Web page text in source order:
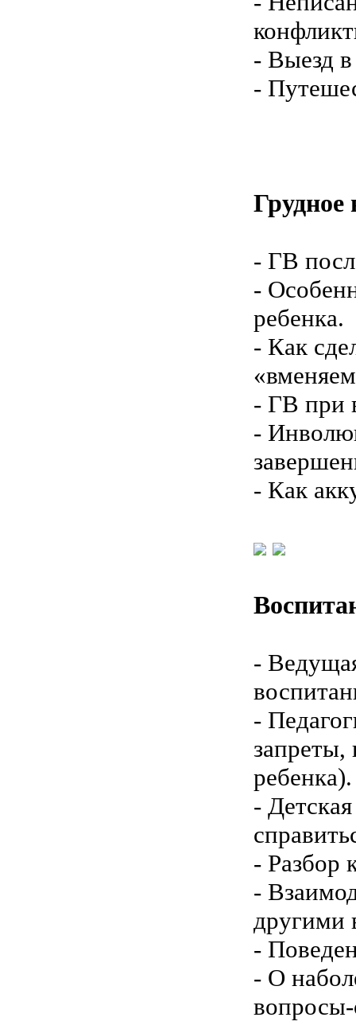
- Выезд
-
Грудное
- ГВ
-
ребенка.
- Как
- ГВ при
-
- Как
-
-
запреты,
ребенка).
-
- Разбор
-
другими
-
- О